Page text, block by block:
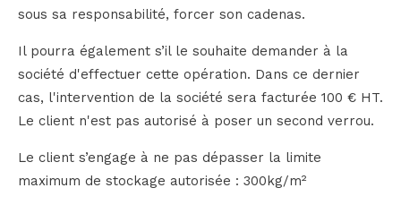
sous sa responsabilité, forcer son cadenas.
Il pourra également s’il le souhaite demander à la
société d'effectuer cette opération. Dans ce dernier
cas, l'intervention de la société sera facturée 100 € HT.
Le client n'est pas autorisé à poser un second verrou.
Le client s’engage à ne pas dépasser la limite
maximum de stockage autorisée : 300kg/m²